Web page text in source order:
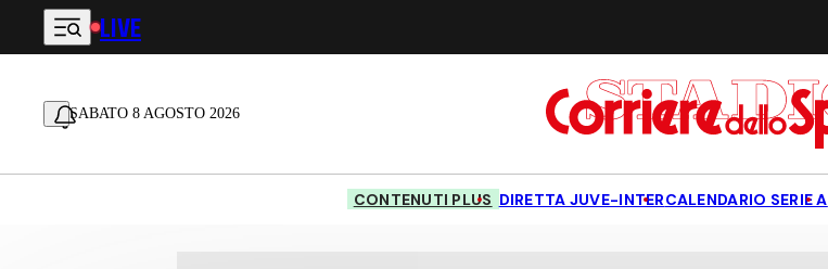
Vai al contenuto principale
LIVE
SABATO 8 AGOSTO 2026
CONTENUTI PLUS DIRETTA JUVE-INTERCALENDARIO SERIE A